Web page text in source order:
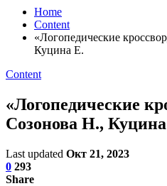
Home
Content
«Логопедические
Куцина Е.
Content
«Логопедические
Созонова Н.,
Last updated Окт 21, 2023
0 293
Share